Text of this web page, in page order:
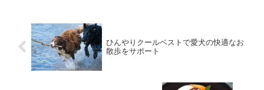
ひんやりクールベストで愛犬の快適なお
散歩をサポート